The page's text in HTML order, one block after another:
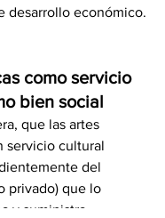
desarrollo económico.
como servicio
bien social
que las artes
servicio cultural
del
privado) que lo
y suministra.